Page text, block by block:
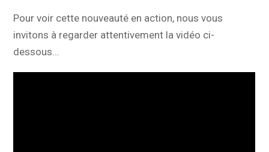
Pour voir cette nouveauté en action, nous vous
invitons à regarder attentivement la vidéo ci-
dessous…